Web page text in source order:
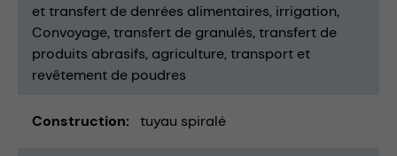
et transfert de denrées alimentaires irrigation
Convoyage transfert de granulés transfert de
produits abrasifs agriculture transport et
revêtement de poudres
Construction tuyau spiralé